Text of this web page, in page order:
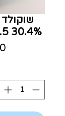
30.4% 0.5 ק"ג Callebaut